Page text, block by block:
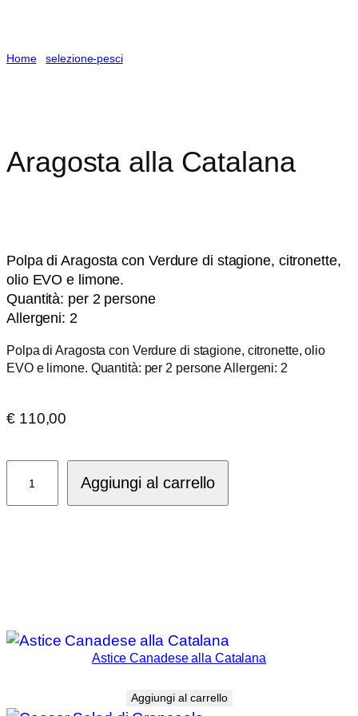
Home/selezione-pesci/ Aragosta alla Catalana
Aragosta alla Catalana
Polpa di Aragosta con Verdure di stagione, citronette,
olio EVO e limone.
Quantità: per 2 persone
Allergeni: 2
Polpa di Aragosta con Verdure di stagione, citronette, olio
EVO e limone. Quantità: per 2 persone Allergeni: 2
€110,00
Catalana
Aggiungi al carrello
Astice Canadese alla Catalana
Aggiungi al carrello